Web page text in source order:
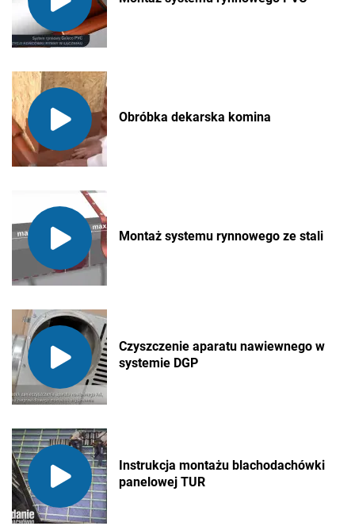
Obróbka dekarska komina
Montaż systemu rynnowego ze stali
Czyszczenie aparatu nawiewnego w
systemie DGP
Instrukcja montażu blachodachówki
panelowej TUR